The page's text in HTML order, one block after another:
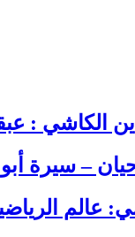
الكاشي :
– سيرة أبو
عالم